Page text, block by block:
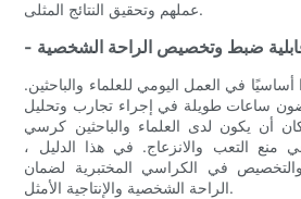
عملهم وتحقيق النتائج المثلى.
قابلية ضبط وتخصيص الراحة الشخصية
في العمل اليومي للعلماء والباحثين.
ساعات طويلة في إجراء تجارب وتحليل
أن يكون لدى العلماء والباحثين كرسي
منع التعب والانزعاج. في هذا الدليل ،
في الكراسي المختبرية لضمان
الراحة الشخصية والإنتاجية الأمثل.